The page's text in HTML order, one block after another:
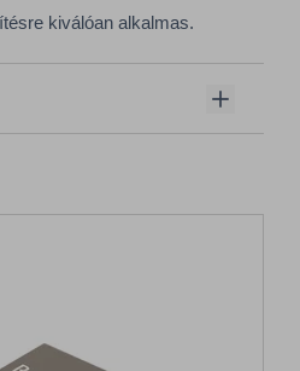
kiválóan alkalmas.